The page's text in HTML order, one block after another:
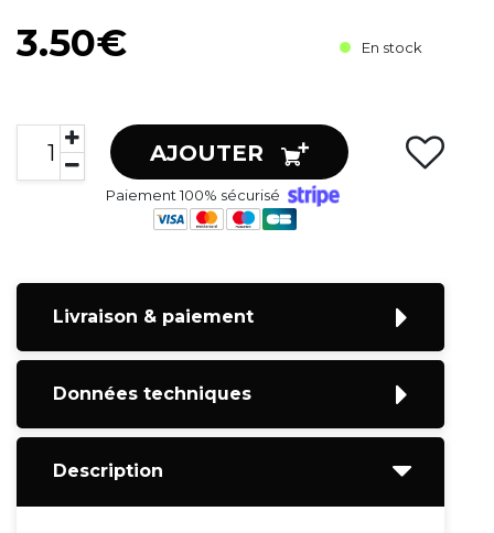
3.50€ En stock
AJOUTER
Paiement 100% sécurisé
Livraison & paiement
Données techniques
Description